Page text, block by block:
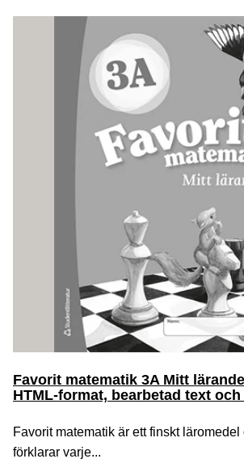
Favorit matematik 3A Mitt
HTML-format, bearbetad text
Favorit matematik är ett finskt läromedel
förklarar varje...